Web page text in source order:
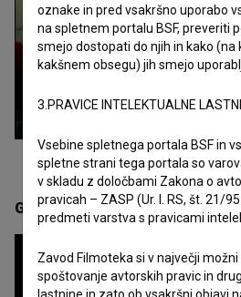
Galerija(4)
oznake in pred vsakršno uporabo
na spletnem portalu BSF, preveriti
smejo dostopati do njih in kako (na
kakšnem obsegu) jih smejo
3.PRAVICE INTELEKTUALNE
Vsebine spletnega portala BSF in
spletne strani tega portala so
v skladu z določbami Zakona o
pravicah – ZASP (Ur. l. RS, št. 21/
predmeti varstva s pravicami
Zavod Filmoteka si v največji
spoštovanje avtorskih pravic in